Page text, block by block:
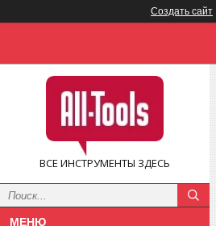
Создать сайт
ВСЕ ИНСТРУМЕНТЫ ЗДЕСЬ